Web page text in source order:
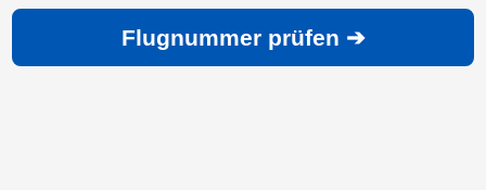
Flugnummer prüfen ➔